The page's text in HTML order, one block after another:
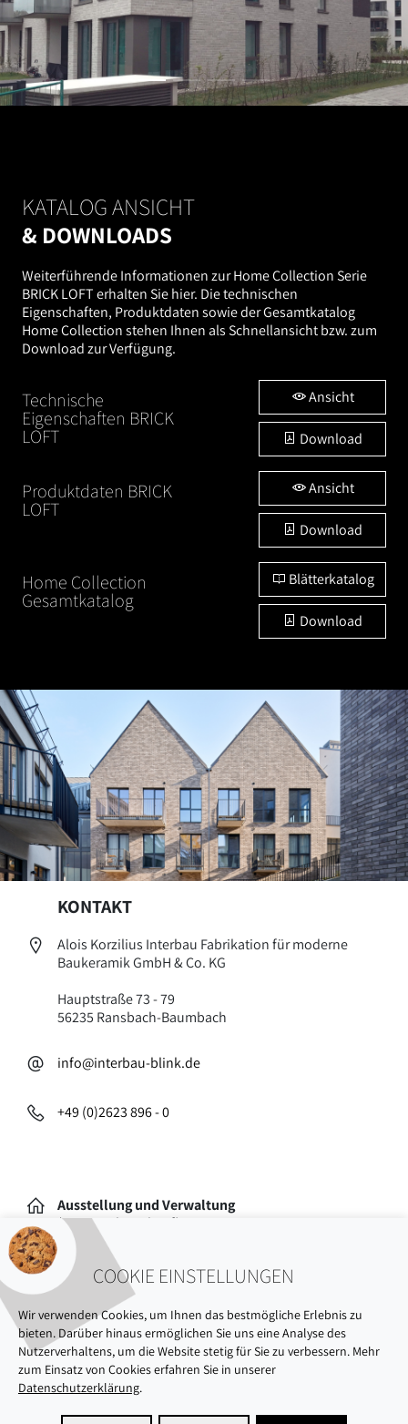
KATALOG ANSICHT
& DOWNLOADS
Weiterführende Informationen zur Home Collection Serie
BRICK LOFT erhalten Sie hier. Die technischen
Eigenschaften, Produktdaten sowie der Gesamtkatalog
Home Collection stehen Ihnen als Schnellansicht bzw. zum
Download zur Verfügung.
Technische
Eigenschaften BRICK
LOFT
Ansicht
Download
Produktdaten BRICK
LOFT
Ansicht
Download
Home Collection
Gesamtkatalog
Blätterkatalog
Download
KONTAKT
Alois Korzilius Interbau Fabrikation für moderne
Baukeramik GmbH & Co. KG
Hauptstraße 73 - 79
56235 Ransbach-Baumbach
info@interbau-blink.de
+49 (0)2623 896 - 0
Ausstellung und Verwaltung
(Kein Werksverkauf)
Oststraße 77
56235 Ransbach-Baumbach
COOKIE EINSTELLUNGEN
Wir verwenden Cookies, um Ihnen das bestmögliche Erlebnis zu
bieten. Darüber hinaus ermöglichen Sie uns eine Analyse des
Nutzerverhaltens, um die Website stetig für Sie zu verbessern. Mehr
zum Einsatz von Cookies erfahren Sie in unserer
Datenschutzerklärung.